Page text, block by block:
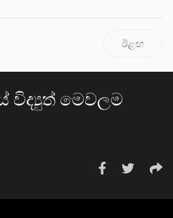
ඊළඟ
විද්‍යුත් මෙවලම